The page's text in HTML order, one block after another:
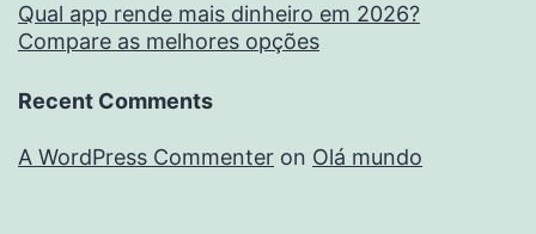
Qual app rende mais dinheiro em 2026?
Compare as melhores opções
Recent Comments
A WordPress Commenter on Olá mundo